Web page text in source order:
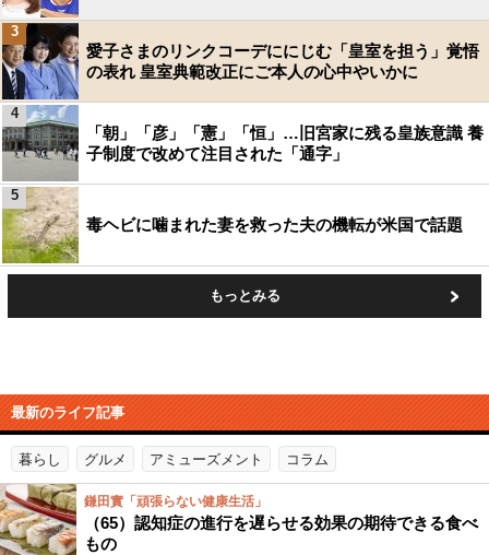
愛子さまのリンクコーデににじむ「皇室を担う」覚悟
の表れ 皇室典範改正にご本人の心中やいかに
3
「朝」「彦」「憲」「恒」…旧宮家に残る皇族意識 養
子制度で改めて注目された「通字」
4
毒ヘビに噛まれた妻を救った夫の機転が米国で話題
5
もっとみる
最新のライフ記事
暮らし グルメ アミューズメント コラム
鎌田實「頑張らない健康生活」
（65）認知症の進行を遅らせる効果の期待できる食べ
もの